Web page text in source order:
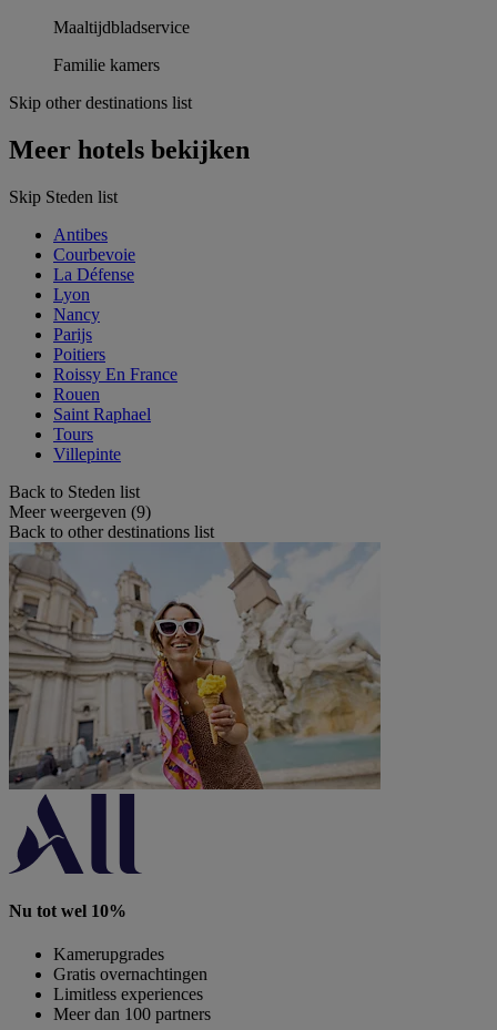
Maaltijdbladservice
Familie kamers
Skip other destinations list
Meer hotels bekijken
Skip Steden list
Antibes
Courbevoie
La Défense
Lyon
Nancy
Parijs
Poitiers
Roissy En France
Rouen
Saint Raphael
Tours
Villepinte
Back to Steden list
Meer weergeven (9)
Back to other destinations list
Nu tot wel 10%
Kamerupgrades
Gratis overnachtingen
Limitless experiences
Meer dan 100 partners